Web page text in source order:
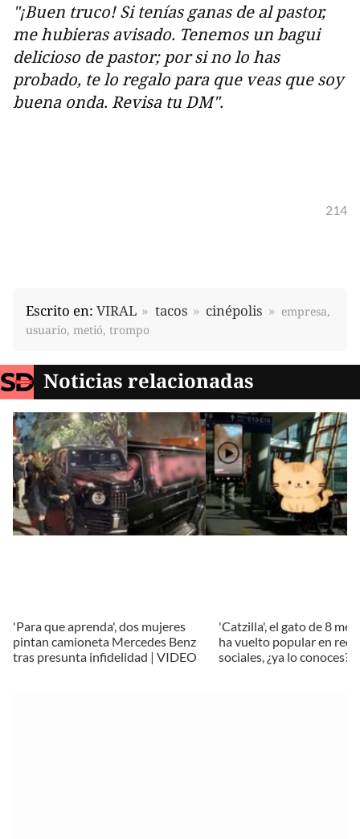
"¡Buen truco! Si tenías ganas de al pastor,
me hubieras avisado. Tenemos un bagui
delicioso de pastor; por si no lo has
probado, te lo regalo para que veas que soy
buena onda. Revisa tu DM".
214
Escrito en: VIRAL tacos cinépolis
empresa,
usuario, metió, trompo
Noticias relacionadas
'Para que aprenda', dos mujeres
pintan camioneta Mercedes Benz
tras presunta infidelidad | VIDEO
'Catzilla', el gato de 8
ha vuelto popular en
sociales, ¿ya lo conoces?